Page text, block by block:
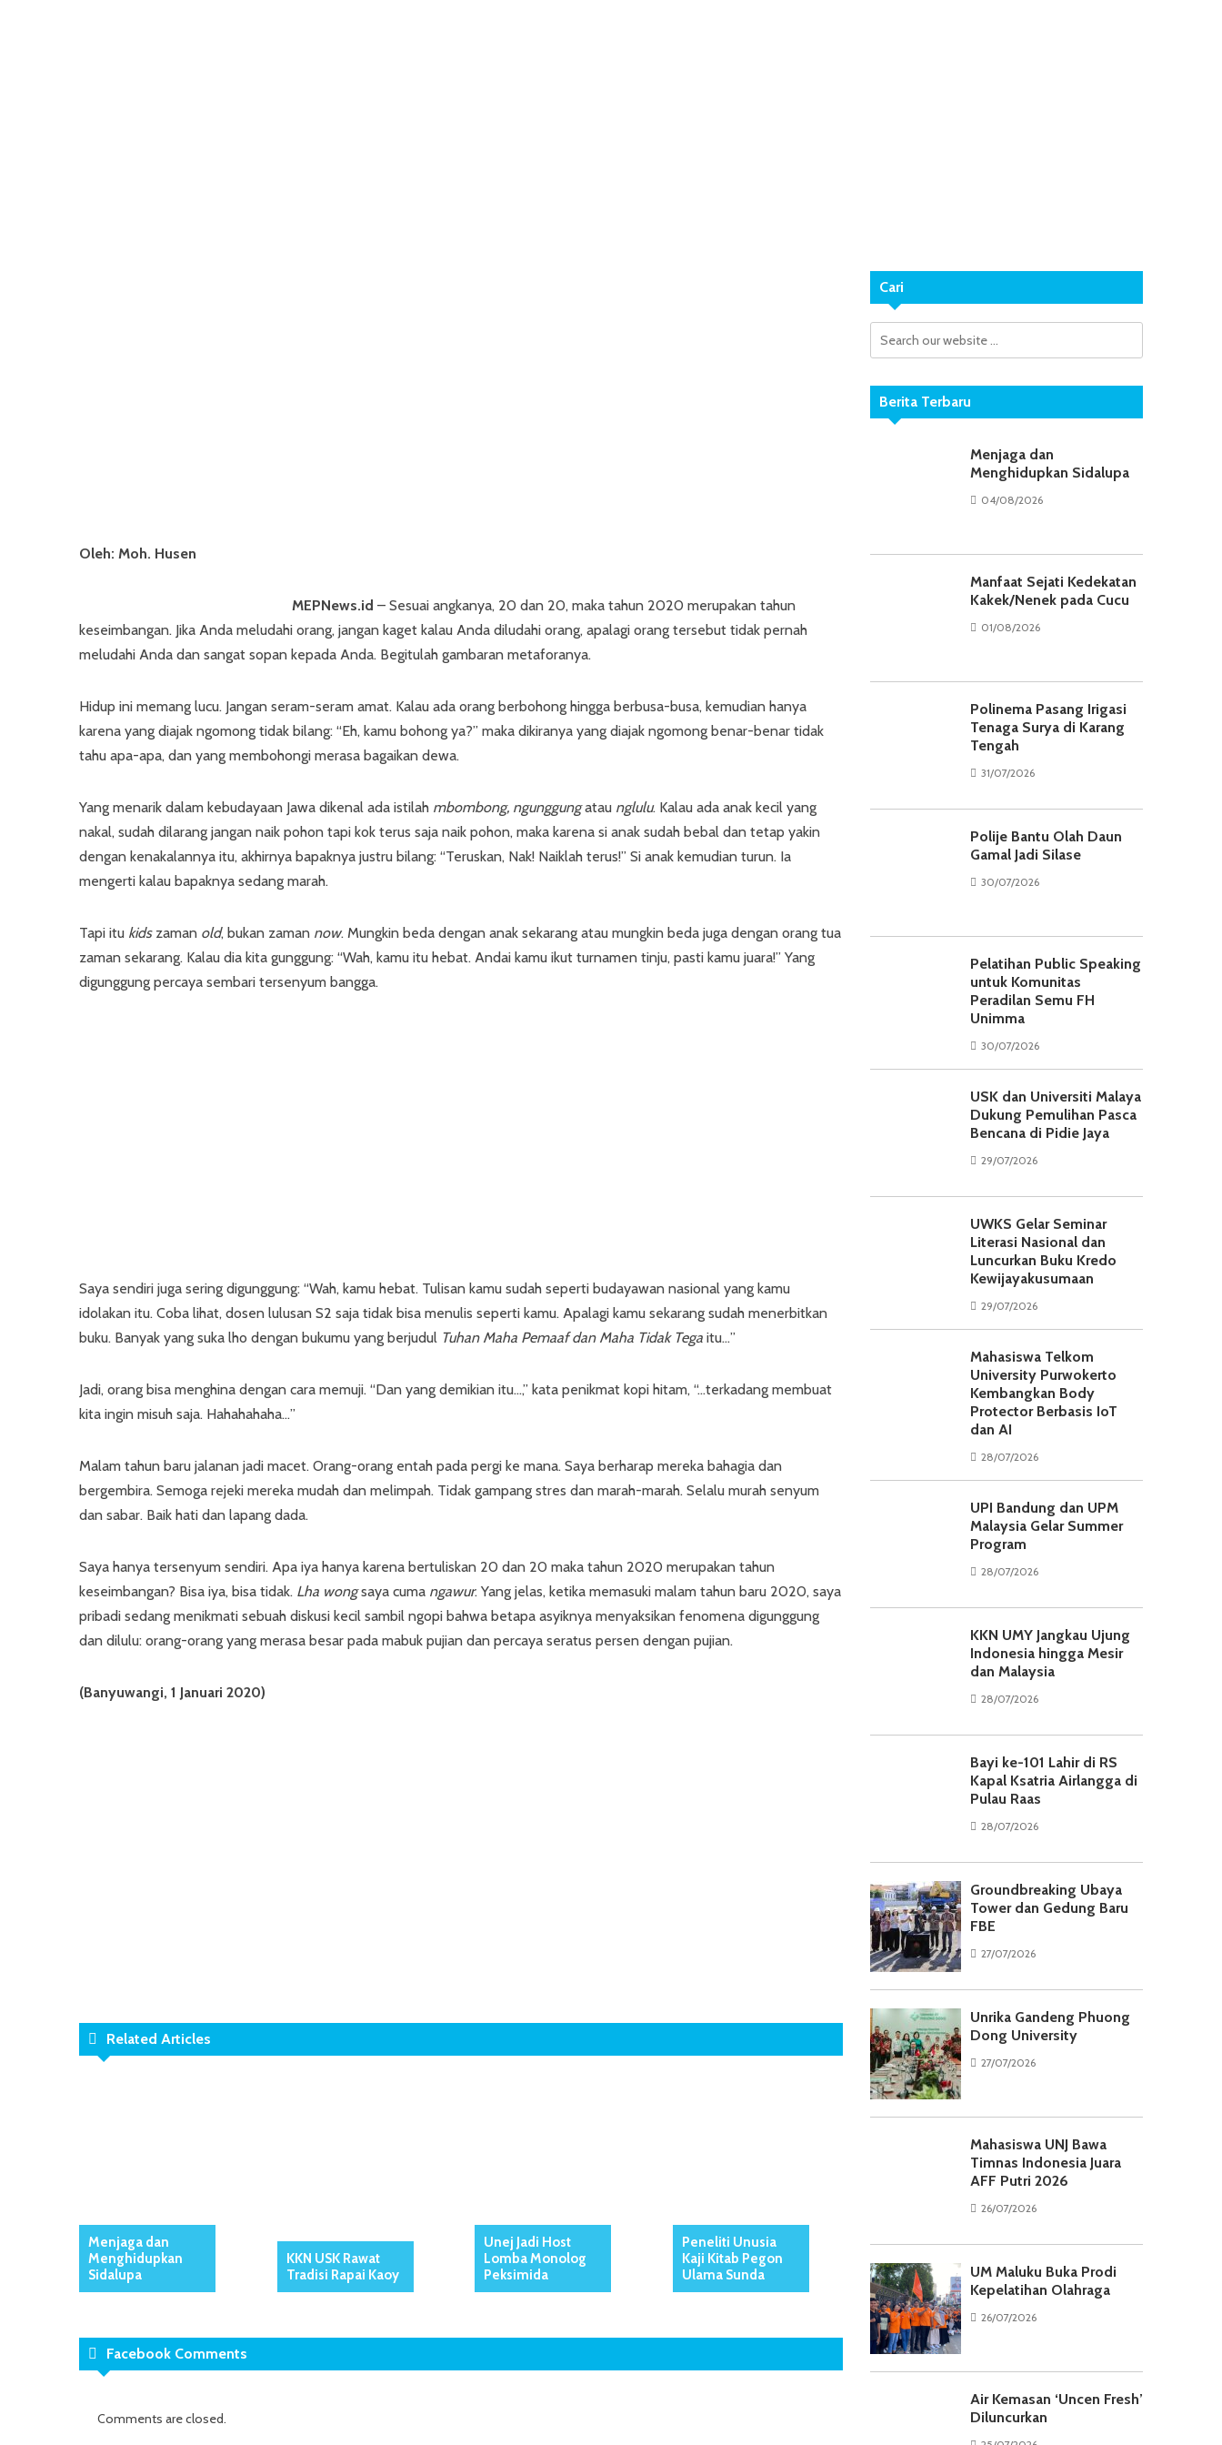
Oleh: Moh. Husen
MEPNews.id – Sesuai angkanya, 20 dan 20, maka tahun 2020 merupakan tahun
keseimbangan. Jika Anda meludahi orang, jangan kaget kalau Anda diludahi orang, apalagi orang tersebut tidak pernah
meludahi Anda dan sangat sopan kepada Anda. Begitulah gambaran metaforanya.
Hidup ini memang lucu. Jangan seram-seram amat. Kalau ada orang berbohong hingga berbusa-busa, kemudian hanya
karena yang diajak ngomong tidak bilang: “Eh, kamu bohong ya?” maka dikiranya yang diajak ngomong benar-benar tidak
tahu apa-apa, dan yang membohongi merasa bagaikan dewa.
Yang menarik dalam kebudayaan Jawa dikenal ada istilah mbombong, ngunggungatau nglulu. Kalau ada anak kecil yang
nakal, sudah dilarang jangan naik pohon tapi kok terus saja naik pohon, maka karena si anak sudah bebal dan tetap yakin
dengan kenakalannya itu, akhirnya bapaknya justru bilang: “Teruskan, Nak! Naiklah terus!” Si anak kemudian turun. Ia
mengerti kalau bapaknya sedang marah.
Tapi itu kidszaman old, bukan zaman now. Mungkin beda dengan anak sekarang atau mungkin beda juga dengan orang tua
zaman sekarang. Kalau dia kita gunggung: “Wah, kamu itu hebat. Andai kamu ikut turnamen tinju, pasti kamu juara!” Yang
digunggung percaya sembari tersenyum bangga.
Saya sendiri juga sering digunggung: “Wah, kamu hebat. Tulisan kamu sudah seperti budayawan nasional yang kamu
idolakan itu. Coba lihat, dosen lulusan S2 saja tidak bisa menulis seperti kamu. Apalagi kamu sekarang sudah menerbitkan
buku. Banyak yang suka lho dengan bukumu yang berjudul Tuhan Maha Pemaaf dan Maha Tidak Tega itu…”
Jadi, orang bisa menghina dengan cara memuji. “Dan yang demikian itu…,” kata penikmat kopi hitam, “…terkadang membuat
kita ingin misuh saja. Hahahahaha…”
Malam tahun baru jalanan jadi macet. Orang-orang entah pada pergi ke mana. Saya berharap mereka bahagia dan
bergembira. Semoga rejeki mereka mudah dan melimpah. Tidak gampang stres dan marah-marah. Selalu murah senyum
dan sabar. Baik hati dan lapang dada.
Saya hanya tersenyum sendiri. Apa iya hanya karena bertuliskan 20 dan 20 maka tahun 2020 merupakan tahun
keseimbangan? Bisa iya, bisa tidak. Lha wongsaya cuma ngawur. Yang jelas, ketika memasuki malam tahun baru 2020, saya
pribadi sedang menikmati sebuah diskusi kecil sambil ngopi bahwa betapa asyiknya menyaksikan fenomena digunggung
dan dilulu: orang-orang yang merasa besar pada mabuk pujian dan percaya seratus persen dengan pujian.
(Banyuwangi, 1 Januari 2020)
Related Articles
Menjaga dan
Menghidupkan
Sidalupa
KKN USK Rawat
Tradisi Rapai Kaoy
Unej Jadi Host
Lomba Monolog
Peksimida
Peneliti Unusia
Kaji Kitab Pegon
Ulama Sunda
Facebook Comments
Comments are closed.
Cari
Berita Terbaru
Menjaga dan
Menghidupkan Sidalupa
04/08/2026
Manfaat Sejati Kedekatan
Kakek/Nenek pada Cucu
01/08/2026
Polinema Pasang Irigasi
Tenaga Surya di Karang
Tengah
31/07/2026
Polije Bantu Olah Daun
Gamal Jadi Silase
30/07/2026
Pelatihan Public Speaking
untuk Komunitas
Peradilan Semu FH
Unimma
30/07/2026
USK dan Universiti Malaya
Dukung Pemulihan Pasca
Bencana di Pidie Jaya
29/07/2026
UWKS Gelar Seminar
Literasi Nasional dan
Luncurkan Buku Kredo
Kewijayakusumaan
29/07/2026
Mahasiswa Telkom
University Purwokerto
Kembangkan Body
Protector Berbasis IoT
dan AI
28/07/2026
UPI Bandung dan UPM
Malaysia Gelar Summer
Program
28/07/2026
KKN UMY Jangkau Ujung
Indonesia hingga Mesir
dan Malaysia
28/07/2026
Bayi ke-101 Lahir di RS
Kapal Ksatria Airlangga di
Pulau Raas
28/07/2026
Groundbreaking Ubaya
Tower dan Gedung Baru
FBE
27/07/2026
Unrika Gandeng Phuong
Dong University
27/07/2026
Mahasiswa UNJ Bawa
Timnas Indonesia Juara
AFF Putri 2026
26/07/2026
UM Maluku Buka Prodi
Kepelatihan Olahraga
26/07/2026
Air Kemasan ‘Uncen Fresh’
Diluncurkan